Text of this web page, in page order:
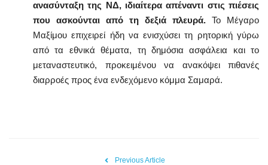
ανασύνταξη της ΝΔ, ιδιαίτερα απέναντι στις πιέσεις
που ασκούνται από τη δεξιά πλευρά. Το Μέγαρο
Μαξίμου επιχειρεί ήδη να ενισχύσει τη ρητορική γύρω
από τα εθνικά θέματα, τη δημόσια ασφάλεια και το
μεταναστευτικό, προκειμένου να ανακόψει πιθανές
διαρροές προς ένα ενδεχόμενο κόμμα Σαμαρά.
Previous Article